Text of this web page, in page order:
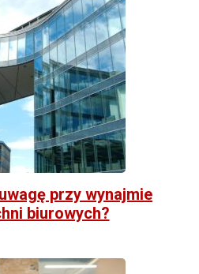
przy wynajmie
biurowych?